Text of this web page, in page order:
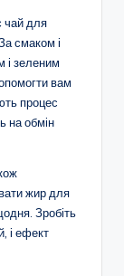
чай для
смаком і
і зеленим
вам
процес
на обмін
жир для
Зробіть
і ефект